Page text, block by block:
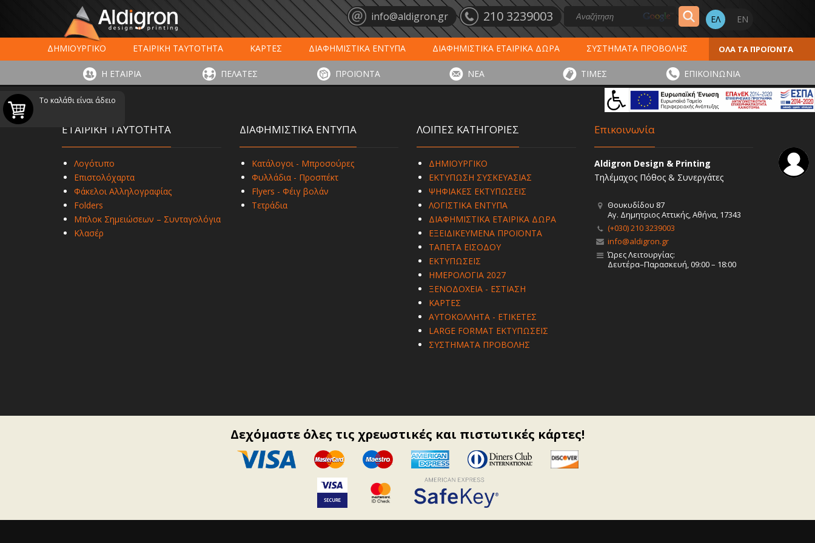
info@aldigron.gr 210 3239003
ΔΗΜΙΟΥΡΓΙΚΟ ΕΤΑΙΡΙΚΗ ΤΑΥΤΟΤΗΤΑ ΚΑΡΤΕΣ ΔΙΑΦΗΜΙΣΤΙΚΑ ΕΝΤΥΠΑ ΔΙΑΦΗΜΙΣΤΙΚΑ ΕΤΑΙΡΙΚΑ ΔΩΡΑ
ΣΥΣΤΗΜΑΤΑ ΠΡΟΒΟΛΗΣ
ΕΚΤΥΠΩΣΗ ΣΥΣΚΕΥΑΣΙΑΣ
LARGE FORMAT ΕΚΤΥΠΩΣΕΙΣ ΞΕΝΟΔΟΧΕΙΑ - ΕΣΤΙΑΣΗ ΤΑΠΕΤΑ ΕΙΣΟΔΟΥ ΗΜΕΡΟΛΟΓΙΑ 2027
ΕΚΤΥΠΩΣΕΙΣ
ΑΥΤΟΚΟΛΛΗΤΑ - ΕΤΙΚΕΤΕΣ
ΟΛΑ ΤΑ ΠΡΟΪΟΝΤΑ
Η ΕΤΑΙΡΙΑ ΠΕΛΑΤΕΣ ΠΡΟΪΟΝΤΑ ΝΕΑ ΤΙΜΕΣ ΕΠΙΚΟΙΝΩΝΙΑ
Το καλάθι είναι άδειο
ΕΤΑΙΡΙΚΗ ΤΑΥΤΟΤΗΤΑ
Λογότυπο
Επιστολόχαρτα
Φάκελοι Αλληλογραφίας
Folders
Μπλοκ Σημειώσεων – Συνταγολόγια
Κλασέρ
ΔΙΑΦΗΜΙΣΤΙΚΑ ΕΝΤΥΠΑ
Κατάλογοι - Μπροσούρες
Φυλλάδια - Προσπέκτ
Flyers - Φέιγ βολάν
Τετράδια
ΛΟΙΠΕΣ ΚΑΤΗΓΟΡΙΕΣ
ΔΗΜΙΟΥΡΓΙΚΟ
ΕΚΤΥΠΩΣΗ ΣΥΣΚΕΥΑΣΙΑΣ
ΨΗΦΙΑΚΕΣ ΕΚΤΥΠΩΣΕΙΣ
ΛΟΓΙΣΤΙΚΑ ΕΝΤΥΠΑ
ΔΙΑΦΗΜΙΣΤΙΚΑ ΕΤΑΙΡΙΚΑ ΔΩΡΑ
ΕΞΕΙΔΙΚΕΥΜΕΝΑ ΠΡΟΪΟΝΤΑ
ΤΑΠΕΤΑ ΕΙΣΟΔΟΥ
ΕΚΤΥΠΩΣΕΙΣ
ΗΜΕΡΟΛΟΓΙΑ 2027
ΞΕΝΟΔΟΧΕΙΑ - ΕΣΤΙΑΣΗ
ΚΑΡΤΕΣ
ΑΥΤΟΚΟΛΛΗΤΑ - ΕΤΙΚΕΤΕΣ
LARGE FORMAT ΕΚΤΥΠΩΣΕΙΣ
ΣΥΣΤΗΜΑΤΑ ΠΡΟΒΟΛΗΣ
Επικοινωνία
Aldigron Design & Printing
Τηλέμαχος Πόθος & Συνεργάτες
Θουκυδίδου 87
Αγ. Δημητριος Αττικής, Αθήνα, 17343
(+030) 210 3239003
info@aldigron.gr
Ώρες Λειτουργίας:
Δευτέρα–Παρασκευή, 09:00 – 18:00
Δεχόμαστε όλες τις χρεωστικές και πιστωτικές κάρτες!